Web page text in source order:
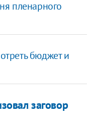
пленарного
бюджет и
заговор